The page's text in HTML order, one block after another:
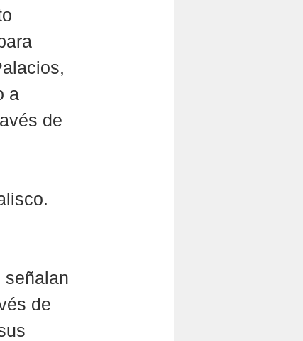
a
de
señalan
de